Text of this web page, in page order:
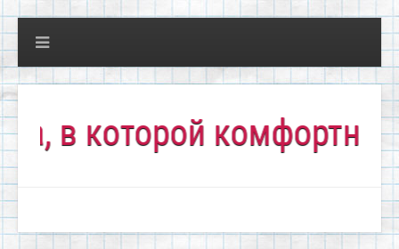
которой комфортно